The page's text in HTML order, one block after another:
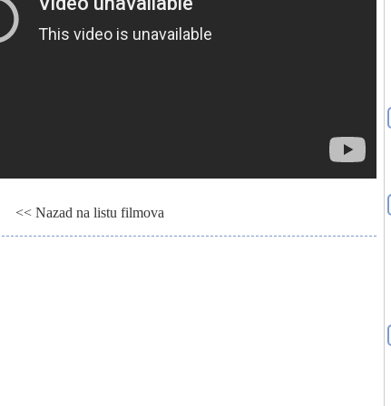
<< Nazad na listu filmova